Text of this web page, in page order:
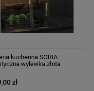
kuchenna SORIA
wylewka złota
zł